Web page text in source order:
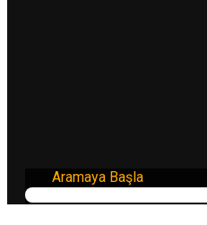
Aramaya Başla